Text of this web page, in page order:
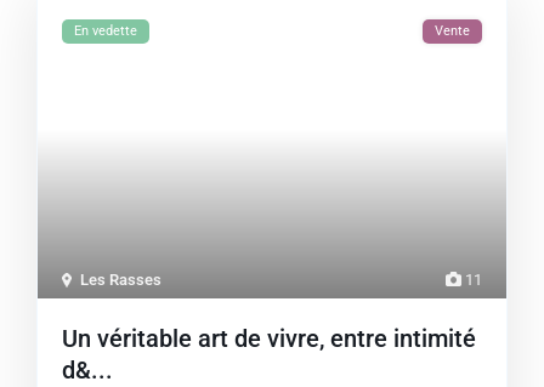
11
Les Rasses
En vedette Vente
Un véritable art de vivre, entre intimité
d&...